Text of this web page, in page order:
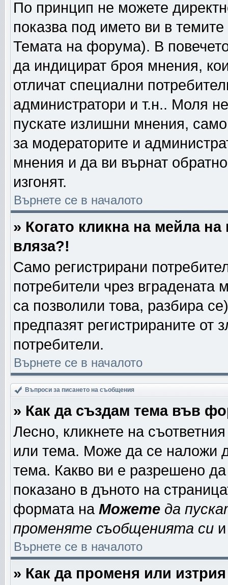
По принцип не можете
показва под името ви в
Темата на форума). В
да индицират броя мнения,
отличат специални
администратори и т.н.. Моля
пускате излишни мнения,
за модераторите и
мнения и да ви върнат
изгонят.
Върнете се в началото
» Когато кликна на мейла
вляза?!
Само регистрирани
потребители чрез
са позволили това, разбира
предпазят регистрираните от
потребители.
Върнете се в началото
Въпроси за писането на съобщения
» Как да създам тема във
Лесно, кликнете на
или тема. Може да се наложи
тема. Какво ви е разрешено
показано в дъното на
формата на Можете да
променяте съобщенията си
Върнете се в началото
» Как да променя или